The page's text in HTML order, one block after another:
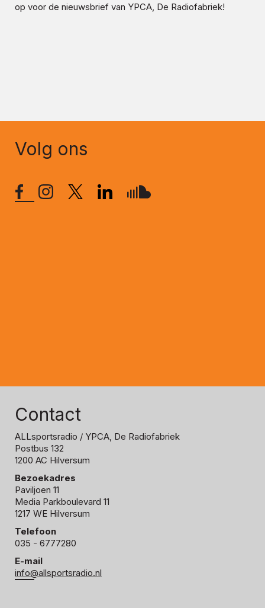
op voor de nieuwsbrief van YPCA, De Radiofabriek!
Volg ons
Contact
ALLsportsradio / YPCA, De Radiofabriek
Postbus 132
1200 AC Hilversum
Bezoekadres
Paviljoen 11
Media Parkboulevard 11
1217 WE Hilversum
Telefoon
035 - 6777280
E-mail
info@allsportsradio.nl